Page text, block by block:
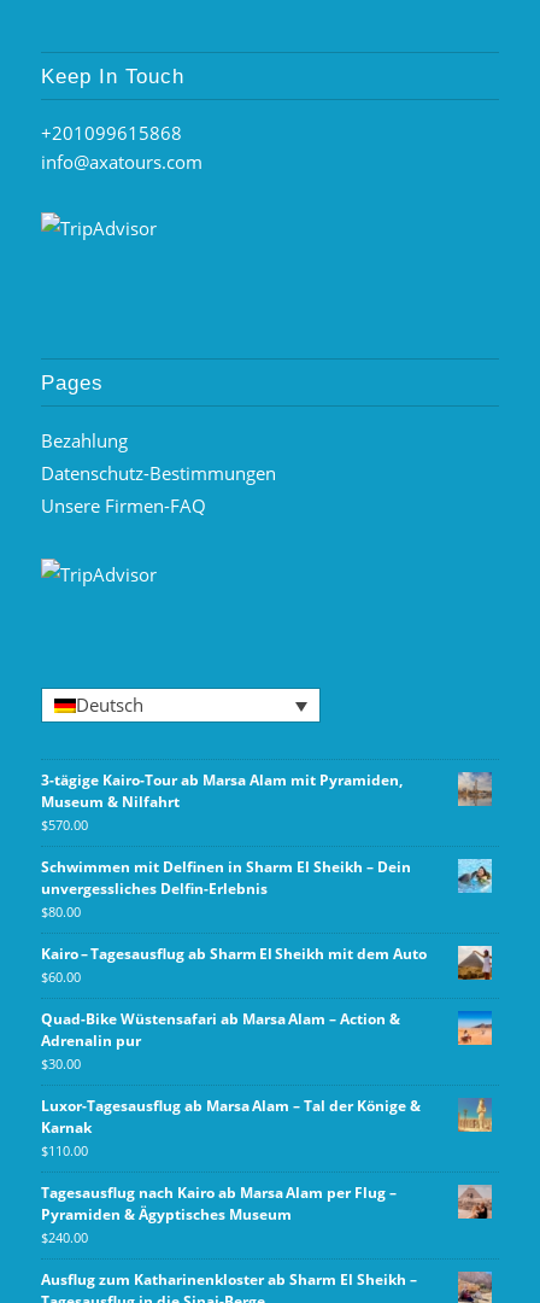
Keep In Touch
+201099615868
info@axatours.com
Pages
Bezahlung
Datenschutz-Bestimmungen
Unsere Firmen-FAQ
Deutsch
3-tägige Kairo-Tour ab Marsa Alam mit Pyramiden,
Museum & Nilfahrt
$570.00
Schwimmen mit Delfinen in Sharm El Sheikh – Dein
unvergessliches Delfin-Erlebnis
$80.00
Kairo – Tagesausflug ab Sharm El Sheikh mit dem Auto
$60.00
Quad-Bike Wüstensafari ab Marsa Alam – Action &
Adrenalin pur
$30.00
Luxor-Tagesausflug ab Marsa Alam – Tal der Könige &
Karnak
$110.00
Tagesausflug nach Kairo ab Marsa Alam per Flug –
Pyramiden & Ägyptisches Museum
$240.00
Ausflug zum Katharinenkloster ab Sharm El Sheikh –